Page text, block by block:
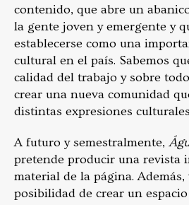
contenido, que abre un
la gente joven y emergente y
establecerse como una
cultural en el país. Sabemos
calidad del trabajo y sobre
crear una nueva comunidad
distintas expresiones
A futuro y semestralmente,
pretende producir una revista
material de la página.
posibilidad de crear un